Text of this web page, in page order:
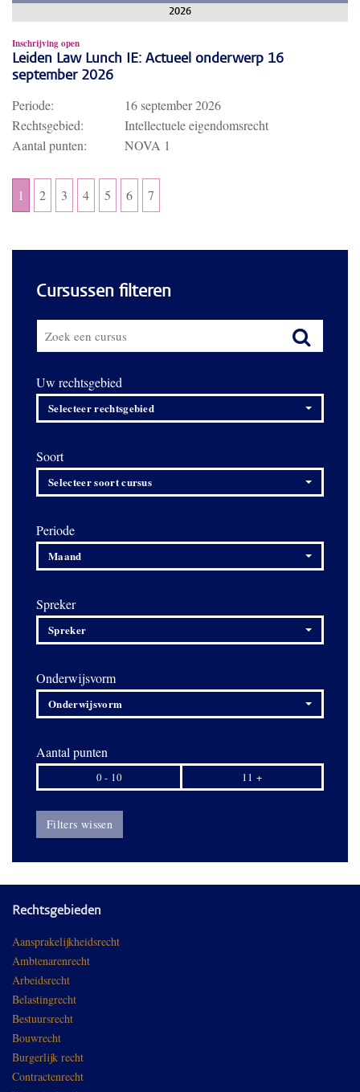
2026
Inschrijving open
Leiden Law Lunch IE: Actueel onderwerp 16
september 2026
Periode:
16 september 2026
Rechtsgebied:
Intellectuele eigendomsrecht
Aantal punten:
NOVA 1
1 2 3 4 5 6 7
Cursussen filteren
Uw rechtsgebied
Selecteer rechtsgebied
Soort
Selecteer soort cursus
Periode
Maand
Spreker
Spreker
Onderwijsvorm
Onderwijsvorm
Aantal punten
0 - 10 11 +
Filters wissen
Rechtsgebieden
Aansprakelijkheidsrecht
Ambtenarenrecht
Arbeidsrecht
Belastingrecht
Bestuursrecht
Bouwrecht
Burgerlijk recht
Contractenrecht